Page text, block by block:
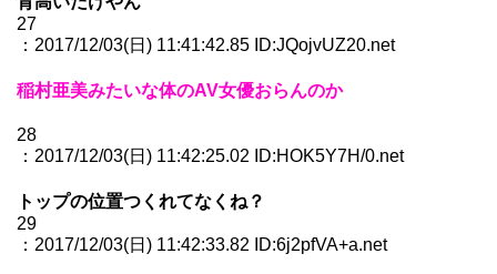
27
：2017/12/03(日) 11:41:42.85 ID:JQojvUZ20.net
稲村亜美みたいな体のAV女優おらんのか
28
：2017/12/03(日) 11:42:25.02 ID:HOK5Y7H/0.net
トップの位置つくれてなくね？
29
：2017/12/03(日) 11:42:33.82 ID:6j2pfVA+a.net